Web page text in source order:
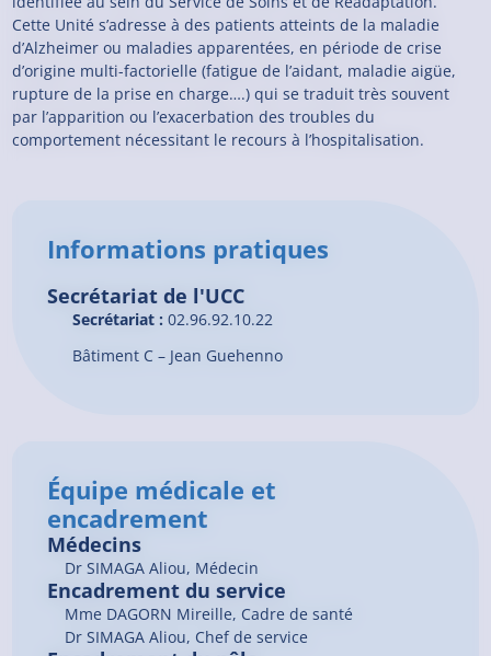
Cette Unité s’adresse à des patients atteints de la maladie
d’Alzheimer ou maladies apparentées, en période de crise
d’origine multi-factorielle (fatigue de l’aidant, maladie aigüe,
rupture de la prise en charge….) qui se traduit très souvent
par l’apparition ou l’exacerbation des troubles du
comportement nécessitant le recours à l’hospitalisation.
Informations pratiques
Secrétariat de l'UCC
Secrétariat : 02.96.92.10.22
Bâtiment C – Jean Guehenno
Équipe médicale et
encadrement
Médecins
DrSIMAGA Aliou, Médecin
Encadrement du service
Mme DAGORN Mireille, Cadre de santé
Dr SIMAGA Aliou, Chef de service